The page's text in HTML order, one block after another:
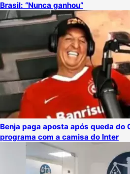
Brasil: “Nunca ganhou”
Benja paga aposta após queda do
programa com a camisa do Inter